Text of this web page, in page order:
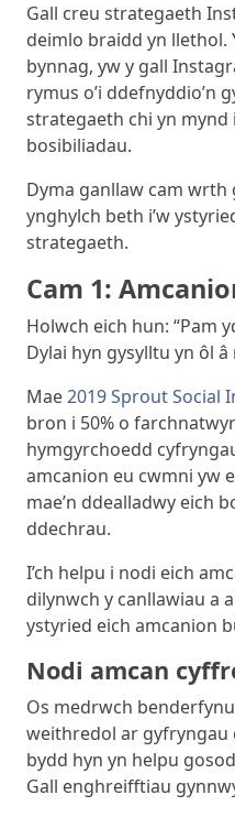
Gall creu strategaeth
deimlo braidd yn llethol.
bynnag, yw y gall
rymus o’i ddefnyddio’n
strategaeth chi yn mynd
bosibiliadau.
Dyma ganllaw cam
ynghylch beth i’w
strategaeth.
Cam 1:
Holwch eich hun: “Pam
Dylai hyn gysylltu yn ôl
Mae2019 Sprout Social
bron i 50% o
hymgyrchoedd
amcanion eu cwmni yw
mae’n ddealladwy eich
ddechrau.
I’ch helpu i nodi eich
dilynwch y canllawiau a
ystyried eich amcanion
Nodi amcan
Os medrwch
weithredol ar gyfryngau
bydd hyn yn helpu
Gall enghreifftiau